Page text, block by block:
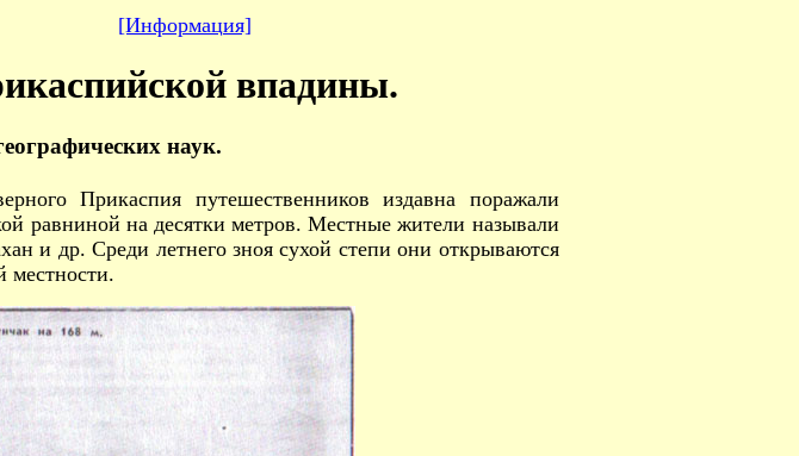
[Информация]
впадины.
наук.
Прикаспия путешественников издавна поражали
равниной на десятки метров. Местные жители называли
и др. Среди летнего зноя сухой степи они открываются
местности.